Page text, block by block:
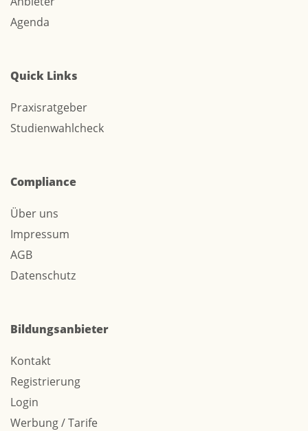
Agenda
Quick Links
Praxisratgeber
Studienwahlcheck
Compliance
Über uns
Impressum
AGB
Datenschutz
Bildungsanbieter
Kontakt
Registrierung
Login
Werbung / Tarife